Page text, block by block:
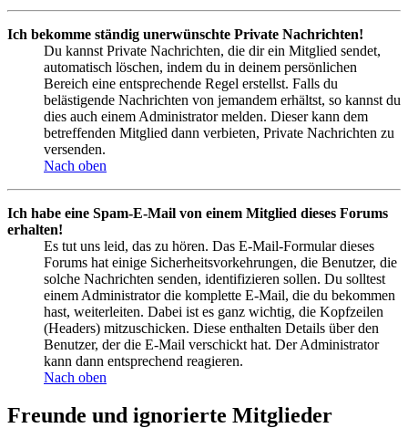
Ich bekomme ständig unerwünschte Private Nachrichten!
Du kannst Private Nachrichten, die dir ein Mitglied sendet,
automatisch löschen, indem du in deinem persönlichen
Bereich eine entsprechende Regel erstellst. Falls du
belästigende Nachrichten von jemandem erhältst, so kannst du
dies auch einem Administrator melden. Dieser kann dem
betreffenden Mitglied dann verbieten, Private Nachrichten zu
versenden.
Nach oben
Ich habe eine Spam-E-Mail von einem Mitglied dieses Forums
erhalten!
Es tut uns leid, das zu hören. Das E-Mail-Formular dieses
Forums hat einige Sicherheitsvorkehrungen, die Benutzer, die
solche Nachrichten senden, identifizieren sollen. Du solltest
einem Administrator die komplette E-Mail, die du bekommen
hast, weiterleiten. Dabei ist es ganz wichtig, die Kopfzeilen
(Headers) mitzuschicken. Diese enthalten Details über den
Benutzer, der die E-Mail verschickt hat. Der Administrator
kann dann entsprechend reagieren.
Nach oben
Freunde und ignorierte Mitglieder